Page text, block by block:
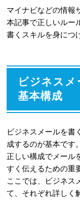
1-7
⑦署
が誰であ
スメール例
2-1 初め
ル
2-3 協力
ール
2-4 スケ
マイナビなどの情報
本記事で正しいルー
書くスキルを身につ
ビジネス
基本構成
ビジネスメールを書
成するのが基本です。
正しい構成でメール
すく伝えるための重
ここでは、ビジネス
て、それぞれ詳しく